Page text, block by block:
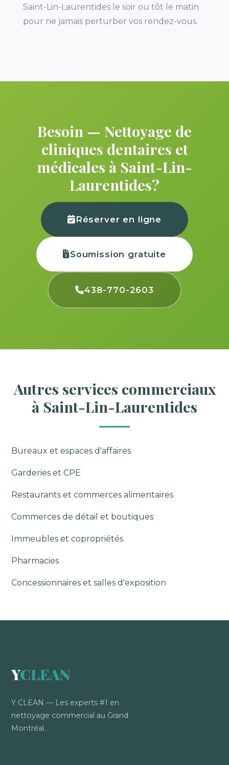
Saint-Lin-Laurentides le soir ou tôt le matin
pour ne jamais perturber vos rendez-vous.
Besoin — Nettoyage de
cliniques dentaires et
médicales à Saint-Lin-
Laurentides?
Réserver en ligne
Soumission gratuite
438-770-2603
Autres services commerciaux
à Saint-Lin-Laurentides
Bureaux et espaces d'affaires
Garderies et CPE
Restaurants et commerces alimentaires
Commerces de détail et boutiques
Immeubles et copropriétés
Pharmacies
Concessionnaires et salles d'exposition
YCLEAN
Y CLEAN — Les experts #1 en
nettoyage commercial au Grand
Montréal.